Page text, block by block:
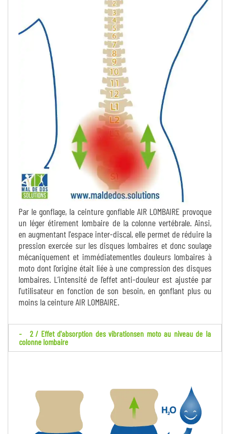
Par le gonflage, la ceinture gonflable AIR LOMBAIRE provoque
un léger étirement lombaire de la colonne vertébrale. Ainsi,
en augmentant l'espace inter-discal, elle permet de réduire la
pression exercée sur les disques lombaires et donc soulage
mécaniquement et immédiatementles douleurs lombaires à
moto dont l’origine était liée à une compression des disques
lombaires. L’intensité de l’effet anti-douleur est ajustée par
l’utilisateur en fonction de son besoin, en gonflant plus ou
moins la ceinture AIR LOMBAIRE.
2 / Effet d'absorption des vibrationsen moto au niveau de la
colonne lombaire